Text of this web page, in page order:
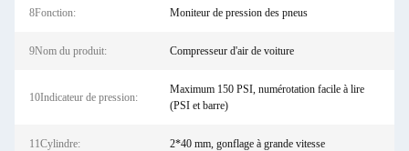
8Fonction: Moniteur de pression des pneus
9Nom du produit: Compresseur d'air de voiture
10Indicateur de pression:
Maximum 150 PSI, numérotation facile à lire
(PSI et barre)
11Cylindre: 2*40 mm, gonflage à grande vitesse